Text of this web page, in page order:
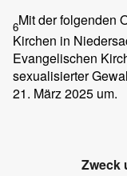
6Mit der folgenden
Kirchen in
Evangelischen
sexualisierter
21. März 2025 um.
Zweck